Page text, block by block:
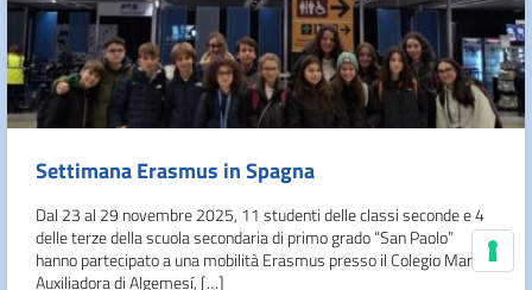
Settimana Erasmus in Spagna
Dal 23 al 29 novembre 2025, 11 studenti delle classi seconde e 4
delle terze della scuola secondaria di primo grado “San Paolo”
hanno partecipato a una mobilità Erasmus presso il Colegio Maria
Auxiliadora di Algemesí, […]
Le